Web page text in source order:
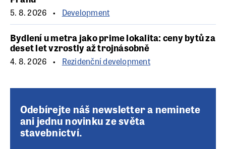
5. 8. 2026 Development
Bydlení u metra jako prime lokalita: ceny bytů za
deset let vzrostly až trojnásobně
4. 8. 2026 Rezidenční development
Odebírejte náš newsletter a neminete
ani jednu novinku ze světa
stavebnictví.